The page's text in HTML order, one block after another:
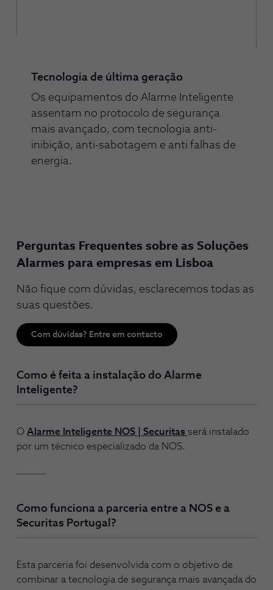
Tecnologia de última geração
Os equipamentos do Alarme Inteligente
assentam no protocolo de segurança
mais avançado, com tecnologia anti-
inibição, anti-sabotagem e anti falhas de
energia.
Perguntas Frequentes sobre as Soluções
Alarmes para empresas em Lisboa
Não fique com dúvidas, esclarecemos todas as
suas questões.
Com dúvidas? Entre em contacto
Como é feita a instalação do Alarme
Inteligente?
O Alarme Inteligente NOS | Securitas será instalado
por um técnico especializado da NOS.
Como funciona a parceria entre a NOS e a
Securitas Portugal?
Esta parceria foi desenvolvida com o objetivo de
combinar a tecnologia de segurança mais avançada do